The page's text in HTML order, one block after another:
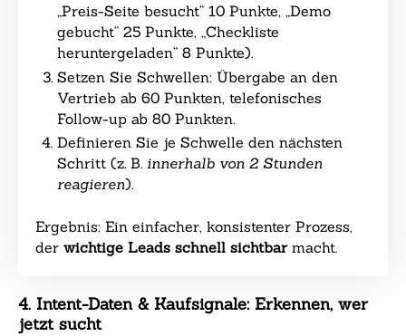
„Preis-Seite besucht“ 10 Punkte, „Demo
gebucht“ 25 Punkte, „Checkliste
heruntergeladen“ 8 Punkte).
Setzen Sie Schwellen: Übergabe an den
Vertrieb ab 60 Punkten, telefonisches
Follow-up ab 80 Punkten.
Definieren Sie je Schwelle den nächsten
Schritt (z. B. innerhalb von 2 Stunden
reagieren).
Ergebnis: Ein einfacher, konsistenter Prozess,
derwichtige Leads schnell sichtbarmacht.
4. Intent-Daten & Kaufsignale: Erkennen, wer
jetzt sucht